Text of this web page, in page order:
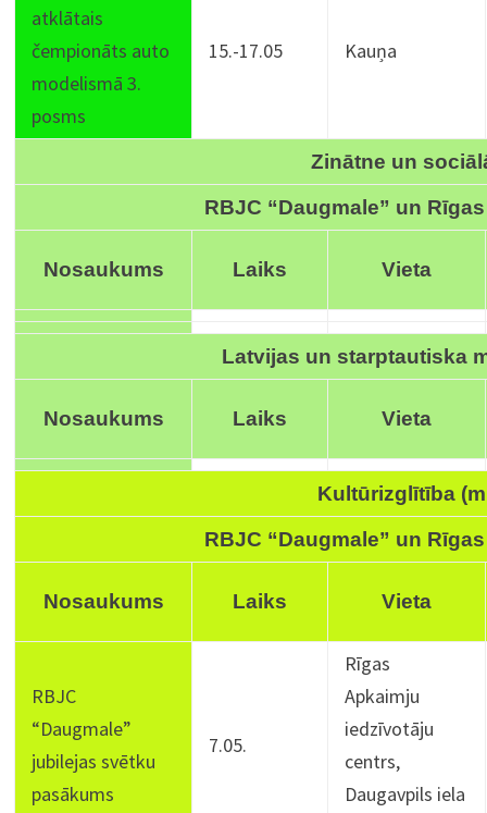
atklātais
čempionāts auto
modelismā 3.
posms
15.-17.05 Kauņa
Zinātne un
RBJC “Daugmale” un
Nosaukums Laiks Vieta
Latvijas un starptautiska
Nosaukums Laiks Vieta
Kultūrizglītība
RBJC “Daugmale” un
Nosaukums Laiks Vieta
RBJC
“Daugmale”
jubilejas svētku
pasākums
7.05.
Rīgas
Apkaimju
iedzīvotāju
centrs,
Daugavpils iela